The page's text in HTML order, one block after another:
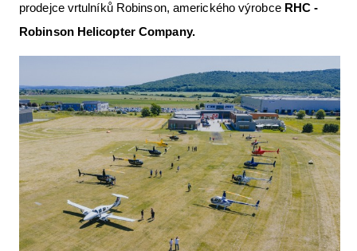
prodejce vrtulníků Robinson, amerického výrobce RHC -
Robinson Helicopter Company.
VFR Communication app
The SAFE Guide app
Nabídky práce v letectví
Inzerujte s námi
E-SHOP